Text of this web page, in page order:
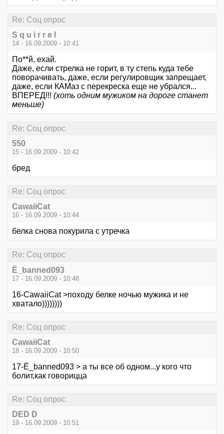
Re: Соц опрос
S q u i r r e l
14 - 16.09.2009 - 10:41
По**й, ехай.
Даже, если стрелка не горит, в ту степь куда тебе
поворачивать, даже, если регулировщик запрещает,
даже, если КАМаз с перекреска еще не убрался...
ВПЕРЕД!!! (хоть одним мужиком на дороге станет
меньше)
Re: Соц опрос
550
15 - 16.09.2009 - 10:42
бред
Re: Соц опрос
CawaiiCat
16 - 16.09.2009 - 10:44
белка снова покурила с утречка
Re: Соц опрос
Ё_banned093
17 - 16.09.2009 - 10:48
16-CawaiiCat >походу белке ночью мужика и не
хватало))))))))
Re: Соц опрос
CawaiiCat
18 - 16.09.2009 - 10:50
17-Ё_banned093 > а ты все об одном...у кого что
болит,как говорицца
Re: Соц опрос
DED D
19 - 16.09.2009 - 10:51